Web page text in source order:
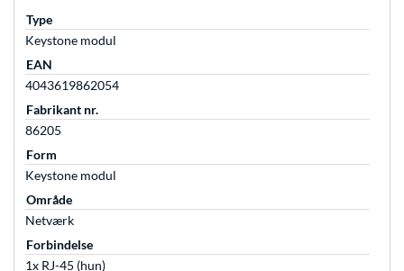
Type
Keystone modul
EAN
4043619862054
Fabrikant nr.
86205
Form
Keystone modul
Område
Netværk
Forbindelse
1x RJ-45 (hun)